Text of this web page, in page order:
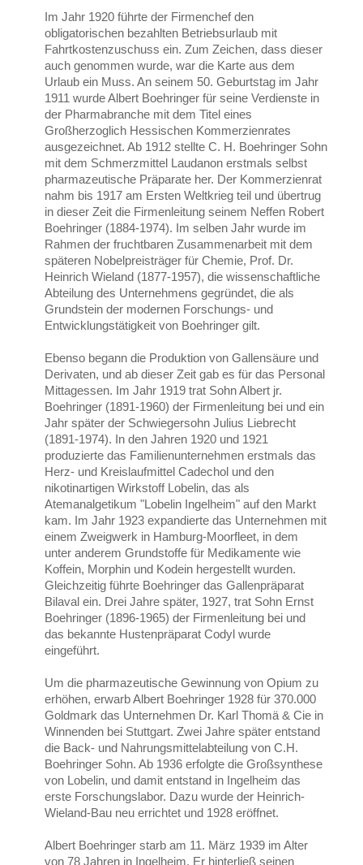
Im Jahr 1920 führte der Firmenchef den
obligatorischen bezahlten Betriebsurlaub mit
Fahrtkostenzuschuss ein. Zum Zeichen, dass dieser
auch genommen wurde, war die Karte aus dem
Urlaub ein Muss. An seinem 50. Geburtstag im Jahr
1911 wurde Albert Boehringer für seine Verdienste in
der Pharmabranche mit dem Titel eines
Großherzoglich Hessischen Kommerzienrates
ausgezeichnet. Ab 1912 stellte C. H. Boehringer Sohn
mit dem Schmerzmittel Laudanon erstmals selbst
pharmazeutische Präparate her. Der Kommerzienrat
nahm bis 1917 am Ersten Weltkrieg teil und übertrug
in dieser Zeit die Firmenleitung seinem Neffen Robert
Boehringer (1884-1974). Im selben Jahr wurde im
Rahmen der fruchtbaren Zusammenarbeit mit dem
späteren Nobelpreisträger für Chemie, Prof. Dr.
Heinrich Wieland (1877-1957), die wissenschaftliche
Abteilung des Unternehmens gegründet, die als
Grundstein der modernen Forschungs- und
Entwicklungstätigkeit von Boehringer gilt.
Ebenso begann die Produktion von Gallensäure und
Derivaten, und ab dieser Zeit gab es für das Personal
Mittagessen. Im Jahr 1919 trat Sohn Albert jr.
Boehringer (1891-1960) der Firmenleitung bei und ein
Jahr später der Schwiegersohn Julius Liebrecht
(1891-1974). In den Jahren 1920 und 1921
produzierte das Familienunternehmen erstmals das
Herz- und Kreislaufmittel Cadechol und den
nikotinartigen Wirkstoff Lobelin, das als
Atemanalgetikum "Lobelin Ingelheim" auf den Markt
kam. Im Jahr 1923 expandierte das Unternehmen mit
einem Zweigwerk in Hamburg-Moorfleet, in dem
unter anderem Grundstoffe für Medikamente wie
Koffein, Morphin und Kodein hergestellt wurden.
Gleichzeitig führte Boehringer das Gallenpräparat
Bilaval ein. Drei Jahre später, 1927, trat Sohn Ernst
Boehringer (1896-1965) der Firmenleitung bei und
das bekannte Hustenpräparat Codyl wurde
eingeführt.
Um die pharmazeutische Gewinnung von Opium zu
erhöhen, erwarb Albert Boehringer 1928 für 370.000
Goldmark das Unternehmen Dr. Karl Thomä & Cie in
Winnenden bei Stuttgart. Zwei Jahre später entstand
die Back- und Nahrungsmittelabteilung von C.H.
Boehringer Sohn. Ab 1936 erfolgte die Großsynthese
von Lobelin, und damit entstand in Ingelheim das
erste Forschungslabor. Dazu wurde der Heinrich-
Wieland-Bau neu errichtet und 1928 eröffnet.
Albert Boehringer starb am 11. März 1939 im Alter
von 78 Jahren in Ingelheim. Er hinterließ seinen